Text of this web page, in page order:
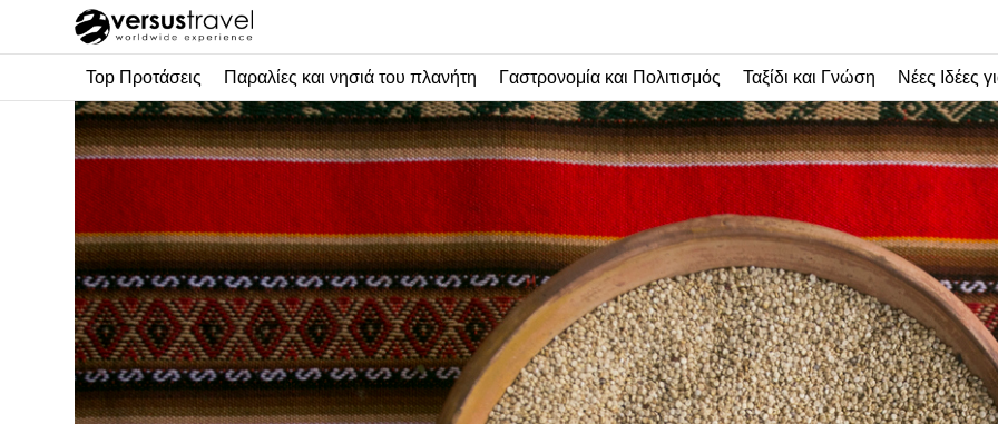
Top Προτάσεις Παραλίες και νησιά του πλανήτη Γαστρονομία και Πολιτισμός Ταξίδι και Γνώση Νέες Ιδέες